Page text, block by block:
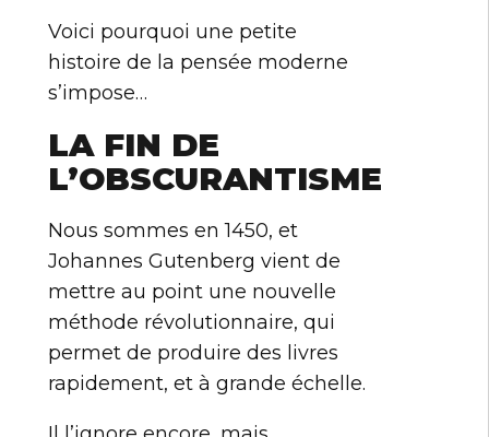
Voici pourquoi une petite
histoire de la pensée moderne
s’impose…
LA FIN DE
L’OBSCURANTISME
Nous sommes en 1450, et
Johannes Gutenberg vient de
mettre au point une nouvelle
méthode révolutionnaire, qui
permet de produire des livres
rapidement, et à grande échelle.